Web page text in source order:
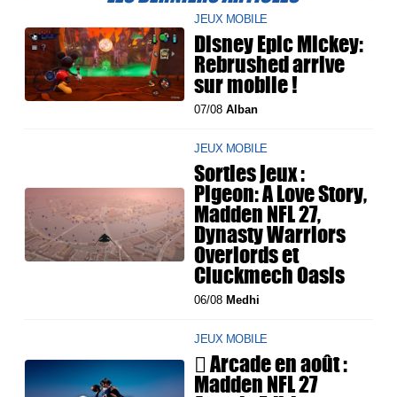
JEUX MOBILE
Disney Epic Mickey:
Rebrushed arrive
sur mobile !
07/08Alban
JEUX MOBILE
Sorties jeux :
Pigeon: A Love Story,
Madden NFL 27,
Dynasty Warriors
Overlords et
Cluckmech Oasis
06/08 Medhi
JEUX MOBILE
 Arcade en août :
Madden NFL 27